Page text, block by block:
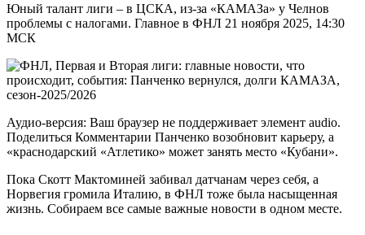
Юный талант лиги – в ЦСКА, из-за «КАМАЗа» у Челнов
проблемы с налогами. Главное в ФНЛ 21 ноября 2025, 14:30
МСК
Аудио-версия: Ваш браузер не поддерживает элемент audio.
Поделиться Комментарии Панченко возобновит карьеру, а
«краснодарский «Атлетико» может занять место «Кубани».
Пока Скотт Мактоминей забивал датчанам через себя, а
Норвегия громила Италию, в ФНЛ тоже была насыщенная
жизнь. Собираем все самые важные новости в одном месте.